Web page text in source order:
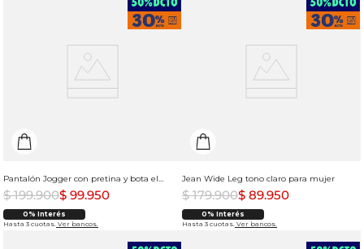
Pantalón Jogger con pretina y bota elástica para mujer
$ 199.900$ 99.950
0% Interés
Hasta 3 cuotas. Ver bancos.
Jean Wide Leg tono claro para mujer
$ 179.900$ 89.950
0% Interés
Hasta 3 cuotas. Ver bancos.